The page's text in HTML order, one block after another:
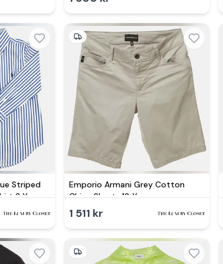
Striped
3 Yrs
Emporio Armani Grey Cotton
Chino Shorts 12 Yrs
1 511 kr